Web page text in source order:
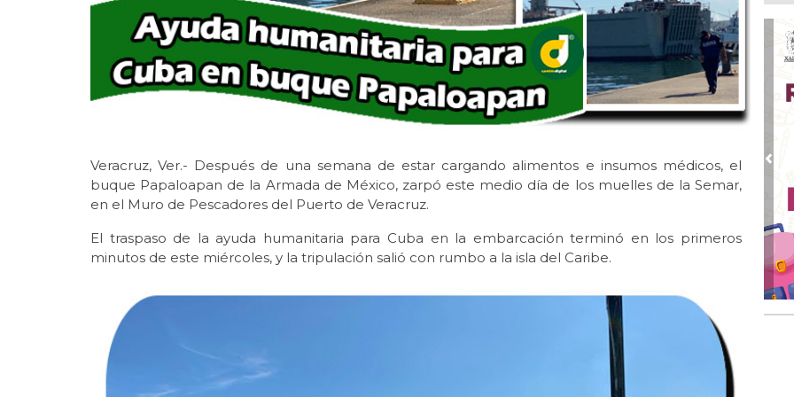
Veracruz, Ver.- Después de una semana de estar cargando alimentos e insumos médicos, el
buque Papaloapan de la Armada de México, zarpó este medio día de los muelles de la Semar,
en el Muro de Pescadores del Puerto de Veracruz.
El traspaso de la ayuda humanitaria para Cuba en la embarcación terminó en los primeros
minutos de este miércoles, y la tripulación salió con rumbo a la isla del Caribe.